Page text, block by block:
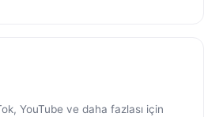
YouTube ve daha fazlası için